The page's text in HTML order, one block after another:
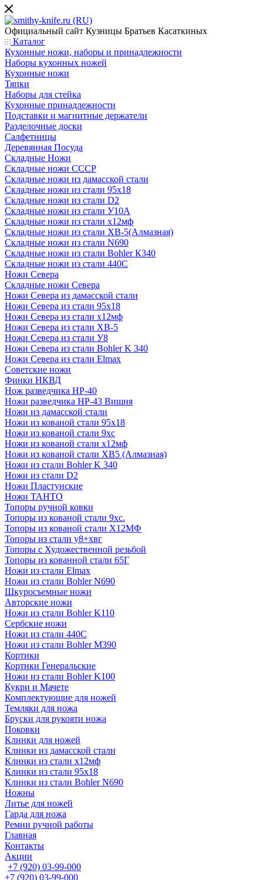
Официальный сайт Кузницы Братьев Касаткиных
Каталог
Кухонные ножи, наборы и принадлежности
Наборы кухонных ножей
Кухонные ножи
Тяпки
Наборы для стейка
Кухонные принадлежности
Подставки и магнитные держатели
Разделочные доски
Салфетницы
Деревянная Посуда
Складные Ножи
Cкладные ножи СССР
Складные ножи из дамасской стали
Складные ножи из стали 95х18
Складные ножи из стали D2
Складные ножи из стали У10А
Складные ножи из стали х12мф
Складные ножи из стали ХВ-5(Алмазная)
Складные ножи из стали N690
Складные ножи из стали Bohler К340
Складные ножи из стали 440С
Ножи Севера
Складные ножи Севера
Ножи Севера из дамасской стали
Ножи Севера из стали 95х18
Ножи Севера из стали х12мф
Ножи Севера из стали ХВ-5
Ножи Севера из стали У8
Ножи Севера из стали Bohler K 340
Ножи Севера из стали Elmax
Советские ножи
Финки НКВД
Нож разведчика НР-40
Ножи разведчика НР-43 Вишня
Ножи из дамасской стали
Ножи из кованой стали 95х18
Ножи из кованой стали 9хс
Ножи из кованой стали х12мф
Ножи из кованой стали ХВ5 (Алмазная)
Ножи из стали Bohler K 340
Ножи из стали D2
Ножи Пластунские
Ножи ТАНТО
Топоры ручной ковки
Топоры из кованой стали 9хс.
Топоры из кованой стали Х12МФ
Топоры из стали у8+хвг
Топоры с Художественной резьбой
Топоры из кованной стали 65Г
Ножи из стали Elmax
Ножи из стали Bohler N690
Шкуросъемные ножи
Авторские ножи
Ножи из стали Bohler K110
Сербские ножи
Ножи из стали 440С
Ножи из стали Bohler M390
Кортики
Кортики Генеральские
Ножи из стали Bohler K100
Кукри и Мачете
Комплектующие для ножей
Темляки для ножа
Бруски для рукояти ножа
Поковки
Клинки для ножей
Клинки из дамасской стали
Клинки из стали х12мф
Клинки из стали 95х18
Клинки из стали Bohler N690
Ножны
Литье для ножей
Гарда для ножа
Ремни ручной работы
Главная
Контакты
Акции
+7 (920) 03-99-000
+7 (920) 03-99-000